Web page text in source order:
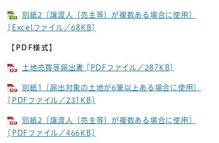
別紙2〔譲渡人（売主等）が複数ある場合に使用〕
[Excelファイル／68KB]
【PDF様式】
土地売買等届出書 [PDFファイル／287KB]
別紙1〔届出対象の土地が6筆以上ある場合に使用〕
[PDFファイル／231KB]
別紙2〔譲渡人（売主等）が複数ある場合に使用〕
[PDFファイル／466KB]